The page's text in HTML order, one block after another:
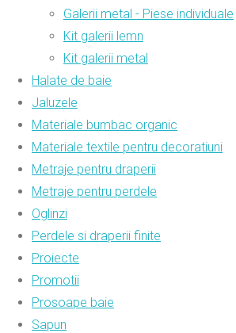
Galerii metal - Piese individuale
Kit galerii lemn
Kit galerii metal
Halate de baie
Jaluzele
Materiale bumbac organic
Materiale textile pentru decoratiuni
Metraje pentru draperii
Metraje pentru perdele
Oglinzi
Perdele si draperii finite
Proiecte
Promotii
Prosoape baie
Sapun